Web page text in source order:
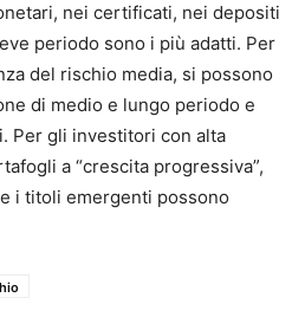
nei certificati, nei depositi
periodo sono i più adatti. Per
del rischio media, si possono
di medio e lungo periodo e
Per gli investitori con alta
a “crescita progressiva”,
i titoli emergenti possono